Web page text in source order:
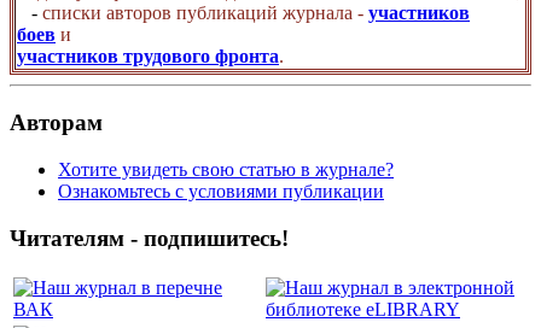
- списки авторов публикаций журнала - участников
боев и
участников трудового фронта.
Авторам
Хотите увидеть свою статью в журнале?
Ознакомьтесь с условиями публикации
Читателям - подпишитесь!